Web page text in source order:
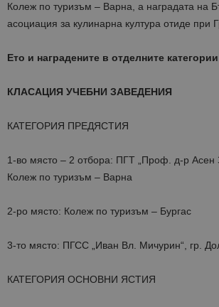
Колеж по туризъм – Варна, а наградата на
асоциация за кулинарна култура отиде при
Ето и наградените в отделните
КЛАСАЦИЯ УЧЕБНИ ЗАВЕДЕНИЯ
КАТЕГОРИЯ ПРЕДЯСТИЯ
1-во място – 2 отбора: ПГТ „Проф. д-р Асен
Колеж по туризъм – Варна
2-ро място: Колеж по туризъм – Бургас
3-то място: ПГСС „Иван Вл. Мичурин“, гр.
КАТЕГОРИЯ ОСНОВНИ ЯСТИЯ